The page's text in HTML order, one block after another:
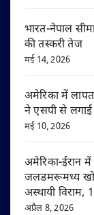
भारत-नेपाल
की तस्करी तेज
मई 14, 2026
अमेरिका में
ने एसपी से लगाई
मई 10, 2026
अमेरिका-ईरान
जलडमरूमध्य
अस्थायी विराम,
अप्रैल 8, 2026